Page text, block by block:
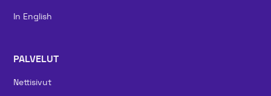
In English
PALVELUT
Nettisivut